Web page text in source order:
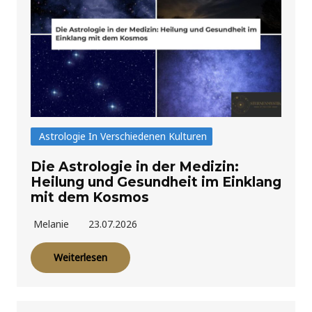
Astrologie In Verschiedenen Kulturen
Die Astrologie in der Medizin:
Heilung und Gesundheit im Einklang
mit dem Kosmos
Melanie 23.07.2026
Weiterlesen